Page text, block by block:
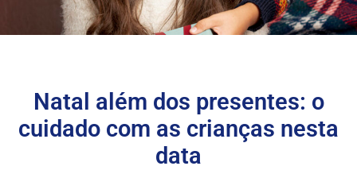
Natal além dos presentes: o
cuidado com as crianças nesta
data